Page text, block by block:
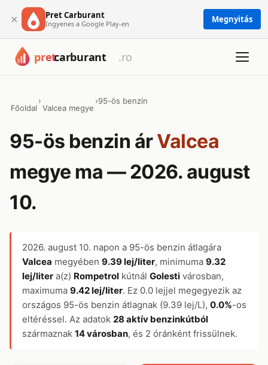
× Pret Carburant
Ingyenes a Google Play-en Megnyitás
Főoldal
›
Valcea megye
›95-ös benzin
95-ös benzin árValcea
megye ma — 2026. august
10.
2026. august 10. napon a 95-ös benzin átlagára
Valcea megyében 9.39 lej/liter, minimuma 9.32
lej/liter a(z) Rompetrol kútnál Golesti városban,
maximuma 9.42 lej/liter. Ez 0.0 lejjel megegyezik az
országos 95-ös benzin átlagnak (9.39 lej/L), 0.0%-os
eltéréssel. Az adatok 28 aktív benzinkútból
származnak 14 városban, és 2 óránként frissülnek.